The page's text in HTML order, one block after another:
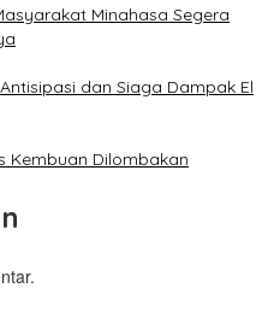
Minahasa Segera
dan Siaga Dampak El
Kembuan Dilombakan